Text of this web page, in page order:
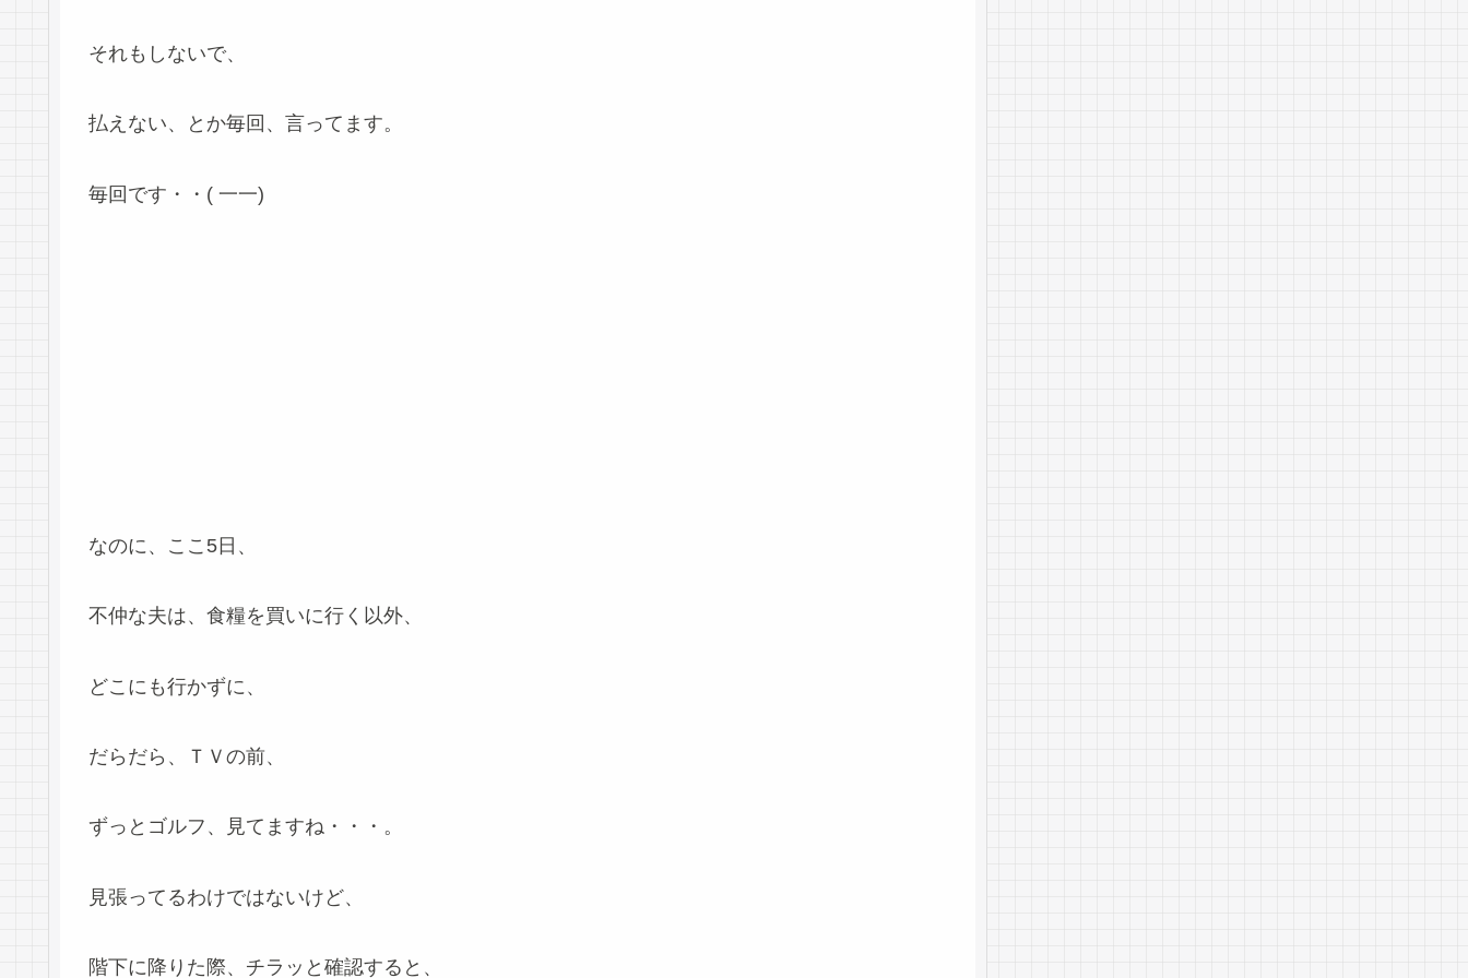
それもしないで、
払えない、とか毎回、言ってます。
毎回です・・( 一一)
なのに、ここ5日、
不仲な夫は、食糧を買いに行く以外、
どこにも行かずに、
だらだら、ＴＶの前、
ずっとゴルフ、見てますね・・・。
見張ってるわけではないけど、
階下に降りた際、チラッと確認すると、